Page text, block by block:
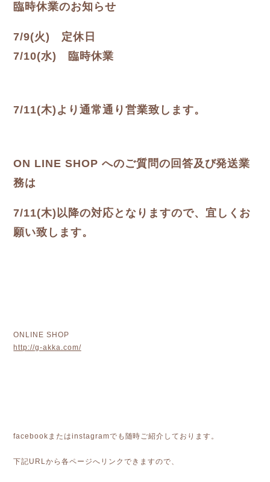
臨時休業のお知らせ
7/9(火) 定休日
7/10(水) 臨時休業
7/11(木)より通常通り営業致します。
ON LINE SHOP へのご質問の回答及び発送業
務は
7/11(木)以降の対応となりますので、宜しくお
願い致します。
ONLINE SHOP
http://g-akka.com/
facebookまたはinstagramでも随時ご紹介しております。
下記URLから各ページへリンクできますので、